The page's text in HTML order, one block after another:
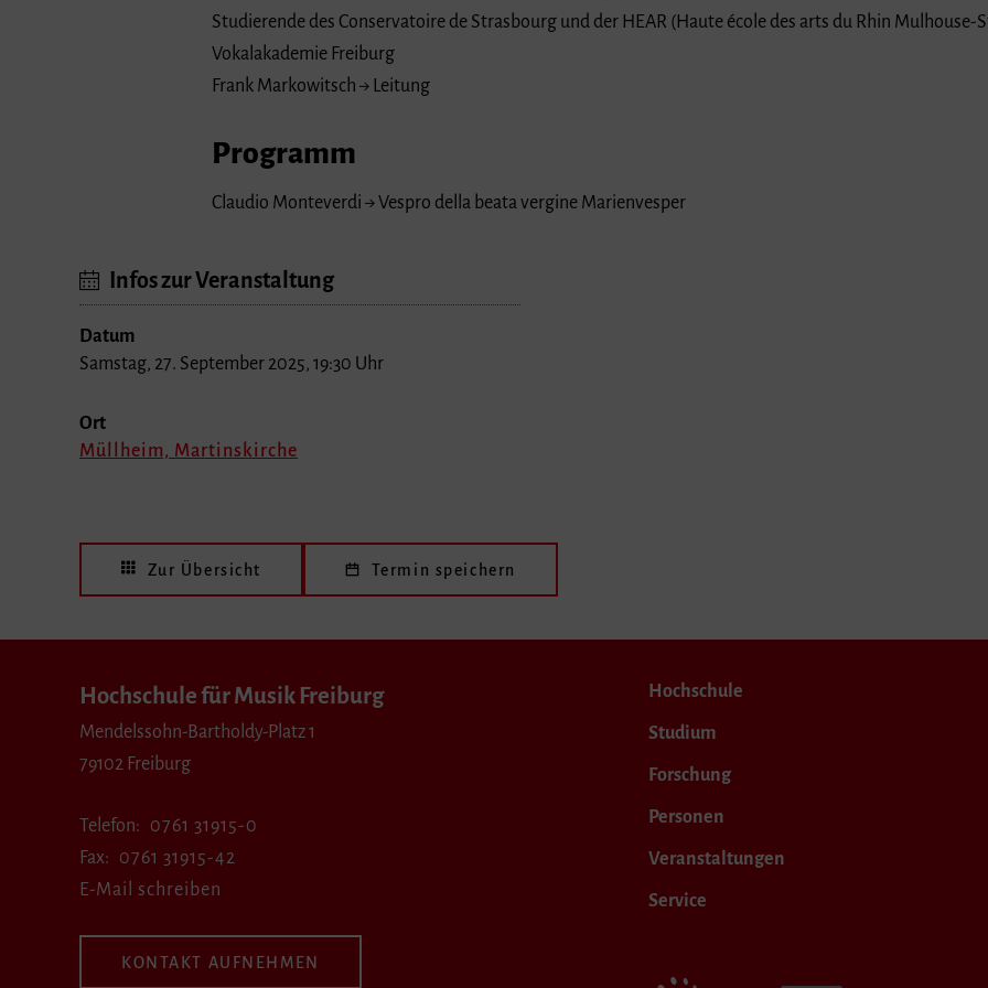
Studierende des Conservatoire de Strasbourg und der HEAR (Haute école des arts du Rhin Mulhouse-
Vokalakademie Freiburg
Frank Markowitsch → Leitung
Programm
Claudio Monteverdi → Vespro della beata vergine Marienvesper
Infos zur Veranstaltung
Datum
Samstag, 27. September 2025, 19:30 Uhr
Ort
Müllheim, Martinskirche
Zur Übersicht Termin speichern
Hochschule für Musik Freiburg
Mendelssohn-Bartholdy-Platz 1
79102 Freiburg
Telefon
0761 31915-0
Fax
0761 31915-42
E-Mail schreiben
KONTAKT AUFNEHMEN
Hochschule
Studium
Forschung
Personen
Veranstaltungen
Service